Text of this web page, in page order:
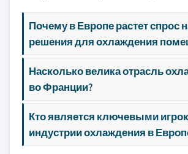
Почему в Европе растет спрос
решения для охлаждения
Насколько велика отрасль
во Франции?
Кто является ключевыми
индустрии охлаждения в